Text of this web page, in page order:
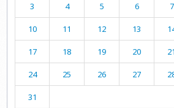
3 4 5 6 7
10 11 12 13
17 18 19 20 21
24 25 26 27
31